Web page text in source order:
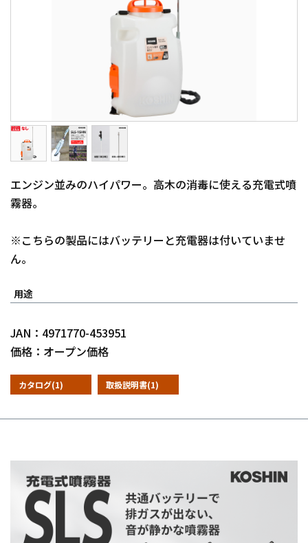
エンジン並みのハイパワー。高木の消毒に使える充電式噴
霧器。
※こちらの製品にはバッテリーと充電器は付いていませ
ん。
用途
JAN：4971770-453951
価格：オープン価格
カタログ(1) 取扱説明書(1)